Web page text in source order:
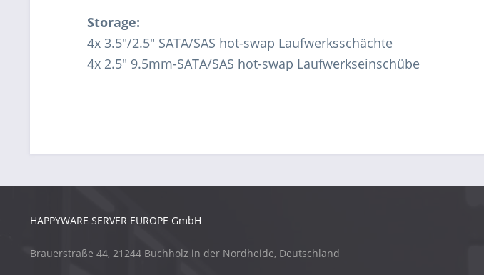
Storage:
4x 3.5"/2.5" SATA/SAS hot-swap Laufwerksschächte
4x 2.5" 9.5mm-SATA/SAS hot-swap Laufwerkseinschübe
HAPPYWARE SERVER EUROPE GmbH
Brauerstraße 44, 21244 Buchholz in der Nordheide, Deutschland